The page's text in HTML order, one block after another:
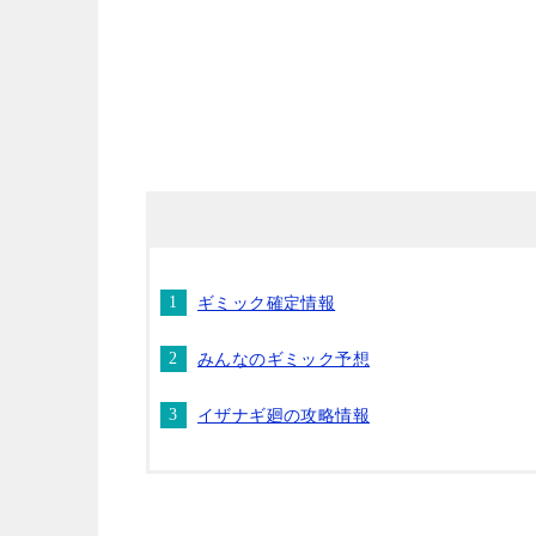
ギミック確定情報
みんなのギミック予想
イザナギ廻の攻略情報